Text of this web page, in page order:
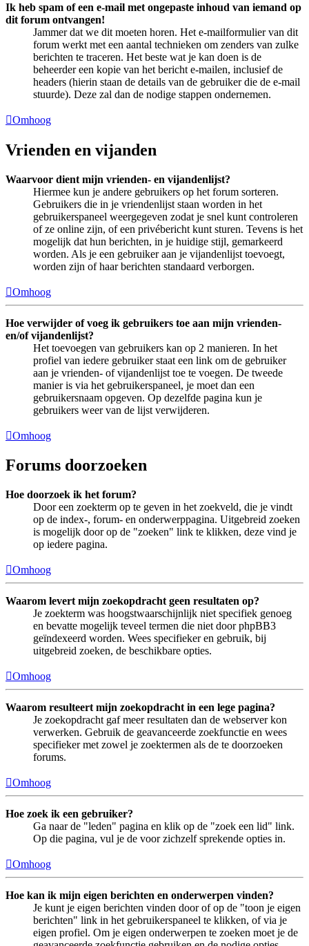
Ik heb spam of een e-mail met ongepaste inhoud van iemand op
dit forum ontvangen!
Jammer dat we dit moeten horen. Het e-mailformulier van dit
forum werkt met een aantal technieken om zenders van zulke
berichten te traceren. Het beste wat je kan doen is de
beheerder een kopie van het bericht e-mailen, inclusief de
headers (hierin staan de details van de gebruiker die de e-mail
stuurde). Deze zal dan de nodige stappen ondernemen.
Omhoog
Vrienden en vijanden
Waarvoor dient mijn vrienden- en vijandenlijst?
Hiermee kun je andere gebruikers op het forum sorteren.
Gebruikers die in je vriendenlijst staan worden in het
gebruikerspaneel weergegeven zodat je snel kunt controleren
of ze online zijn, of een privébericht kunt sturen. Tevens is het
mogelijk dat hun berichten, in je huidige stijl, gemarkeerd
worden. Als je een gebruiker aan je vijandenlijst toevoegt,
worden zijn of haar berichten standaard verborgen.
Omhoog
Hoe verwijder of voeg ik gebruikers toe aan mijn vrienden-
en/of vijandenlijst?
Het toevoegen van gebruikers kan op 2 manieren. In het
profiel van iedere gebruiker staat een link om de gebruiker
aan je vrienden- of vijandenlijst toe te voegen. De tweede
manier is via het gebruikerspaneel, je moet dan een
gebruikersnaam opgeven. Op dezelfde pagina kun je
gebruikers weer van de lijst verwijderen.
Omhoog
Forums doorzoeken
Hoe doorzoek ik het forum?
Door een zoekterm op te geven in het zoekveld, die je vindt
op de index-, forum- en onderwerppagina. Uitgebreid zoeken
is mogelijk door op de "zoeken" link te klikken, deze vind je
op iedere pagina.
Omhoog
Waarom levert mijn zoekopdracht geen resultaten op?
Je zoekterm was hoogstwaarschijnlijk niet specifiek genoeg
en bevatte mogelijk teveel termen die niet door phpBB3
geïndexeerd worden. Wees specifieker en gebruik, bij
uitgebreid zoeken, de beschikbare opties.
Omhoog
Waarom resulteert mijn zoekopdracht in een lege pagina?
Je zoekopdracht gaf meer resultaten dan de webserver kon
verwerken. Gebruik de geavanceerde zoekfunctie en wees
specifieker met zowel je zoektermen als de te doorzoeken
forums.
Omhoog
Hoe zoek ik een gebruiker?
Ga naar de "leden" pagina en klik op de "zoek een lid" link.
Op die pagina, vul je de voor zichzelf sprekende opties in.
Omhoog
Hoe kan ik mijn eigen berichten en onderwerpen vinden?
Je kunt je eigen berichten vinden door of op de "toon je eigen
berichten" link in het gebruikerspaneel te klikken, of via je
eigen profiel. Om je eigen onderwerpen te zoeken moet je de